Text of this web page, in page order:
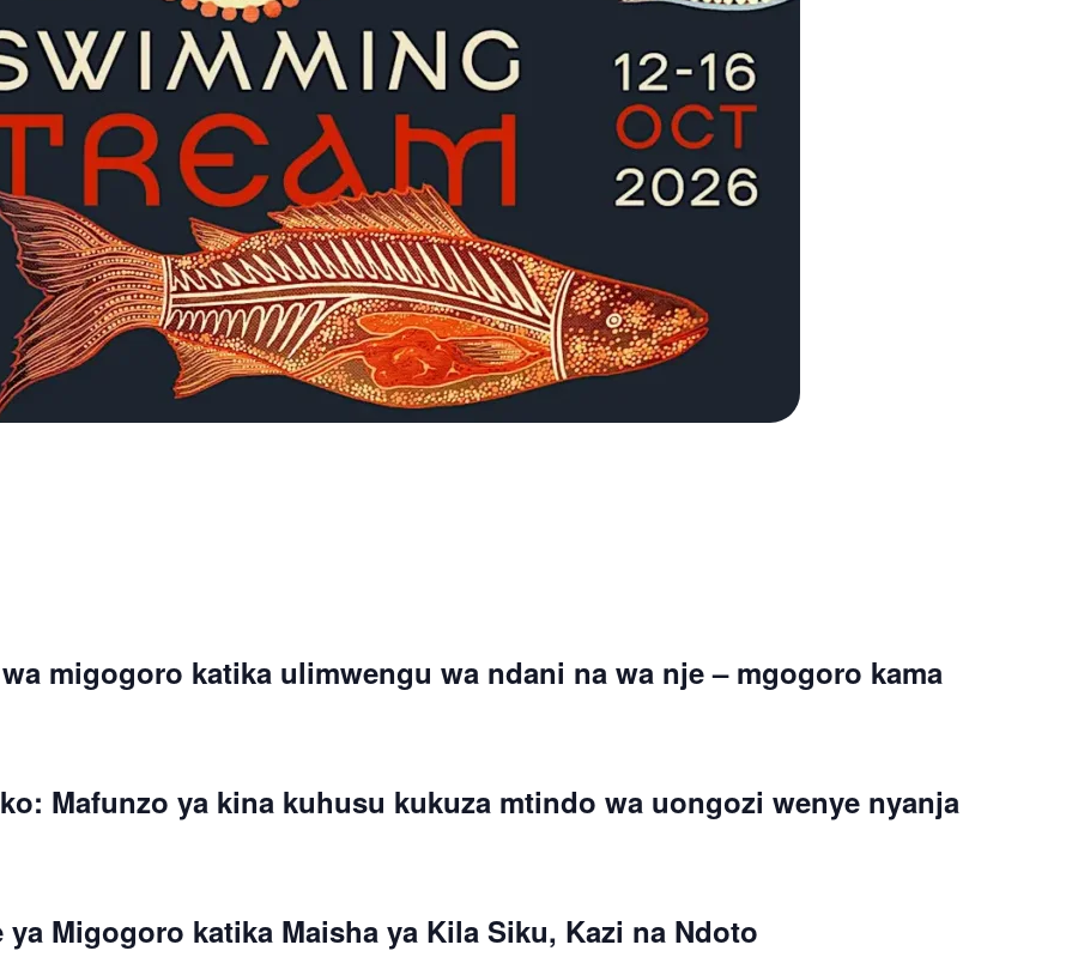
migogoro katika ulimwengu wa ndani na wa nje – mgogoro kama
Mafunzo ya kina kuhusu kukuza mtindo wa uongozi wenye nyanja
Migogoro katika Maisha ya Kila Siku, Kazi na Ndoto